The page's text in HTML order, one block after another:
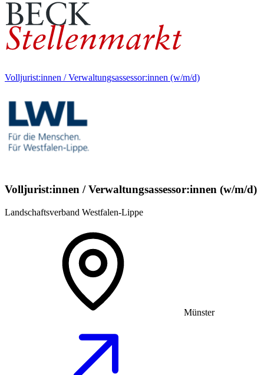
Volljurist:innen / Verwaltungsassessor:innen (w/m/d)
Volljurist:innen / Verwaltungsassessor:innen (w/m/d)
Landschaftsverband Westfalen-Lippe
Münster